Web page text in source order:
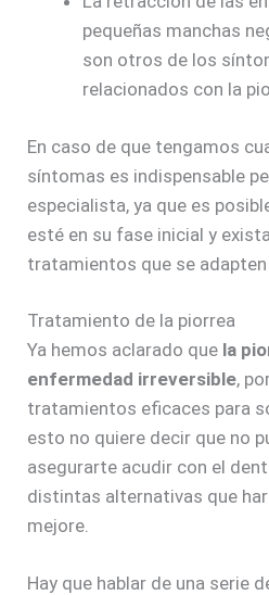
pequeñas manchas
son otros de los
relacionados con la
En caso de que tengamos
síntomas es indispensable
especialista, ya que es
esté en su fase inicial y
tratamientos que se
Tratamiento de la piorrea
Ya hemos aclarado que la
enfermedad irreversible,
tratamientos eficaces para
esto no quiere decir que no
asegurarte acudir con el
distintas alternativas que
mejore.
Hay que hablar de una serie